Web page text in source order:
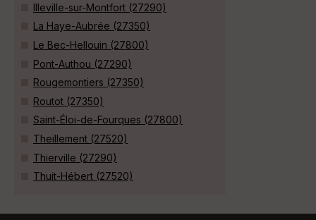
Illeville-sur-Montfort (27290)
La Haye-Aubrée (27350)
Le Bec-Hellouin (27800)
Pont-Authou (27290)
Rougemontiers (27350)
Routot (27350)
Saint-Éloi-de-Fourques (27800)
Theillement (27520)
Thierville (27290)
Thuit-Hébert (27520)